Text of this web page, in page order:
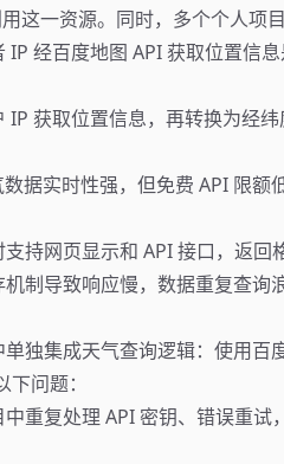
这一资源。同时，多个个人项
IP 经百度地图 API 获取位置信
IP 获取位置信息，再转换为经
数据实时性强，但免费 API 限
支持网页显示和 API 接口，返回
机制导致响应慢，数据重复查询
独集成天气查询逻辑：使用百
问题：
重复处理 API 密钥、错误重试